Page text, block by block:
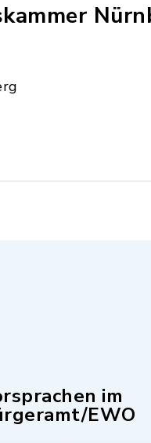
im
EWO